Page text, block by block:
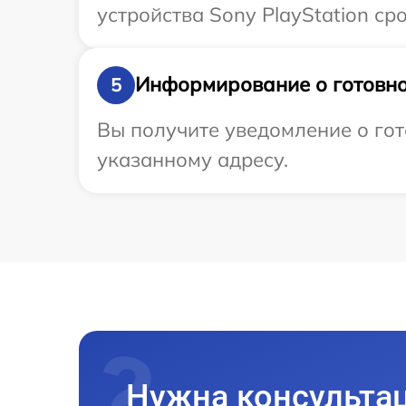
устройства Sony PlayStation
5
Информирование о
Вы получите уведомление о
указанному адресу.
Нужна